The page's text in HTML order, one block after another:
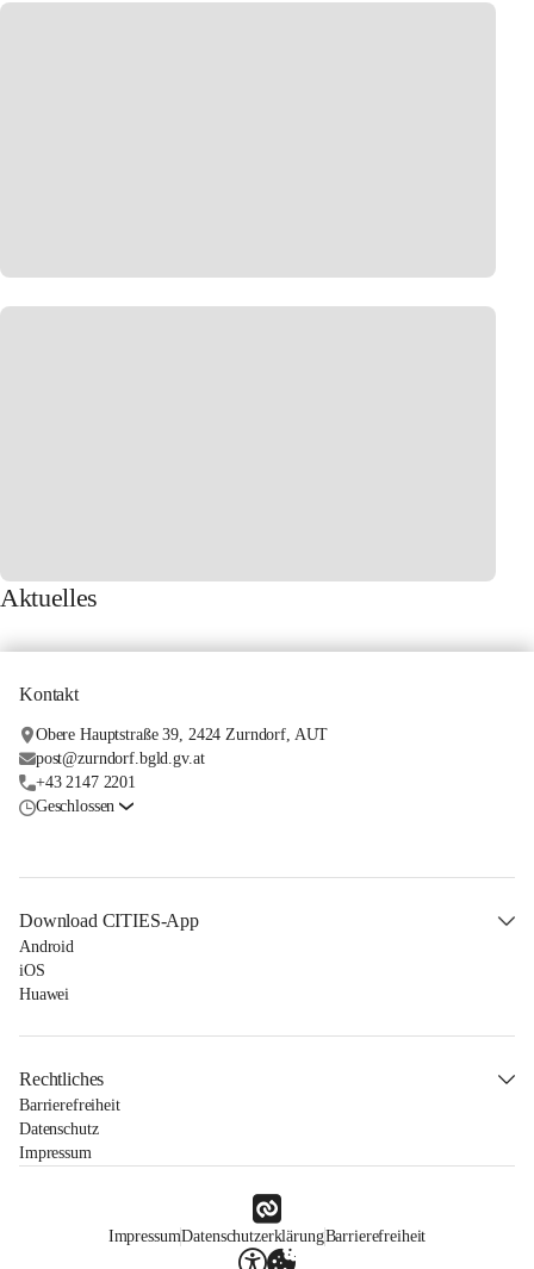
Aktuelles
Kontakt
Obere Hauptstraße 39, 2424 Zurndorf, AUT
post@zurndorf.bgld.gv.at
+43 2147 2201
Geschlossen
Download CITIES-App
Android
iOS
Huawei
Rechtliches
Barrierefreiheit
Datenschutz
Impressum
ImpressumDatenschutzerklärungBarrierefreiheit